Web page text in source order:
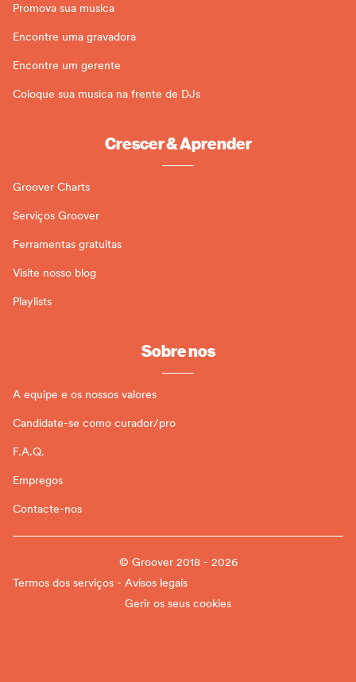
Promova sua musica
Encontre uma gravadora
Encontre um gerente
Coloque sua musica na frente de DJs
Crescer & Aprender
Groover Charts
Serviços Groover
Ferramentas gratuitas
Visite nosso blog
Playlists
Sobre nos
A equipe e os nossos valores
Candidate-se como curador/pro
F.A.Q.
Empregos
Contacte-nos
© Groover 2018 - 2026
Termos dos serviços - Avisos legais
Gerir os seus cookies